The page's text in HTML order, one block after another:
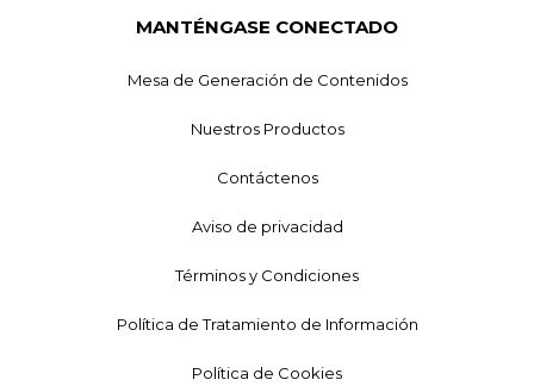
MANTÉNGASE CONECTADO
Mesa de Generación de Contenidos
Nuestros Productos
Contáctenos
Aviso de privacidad
Términos y Condiciones
Política de Tratamiento de Información
Política de Cookies